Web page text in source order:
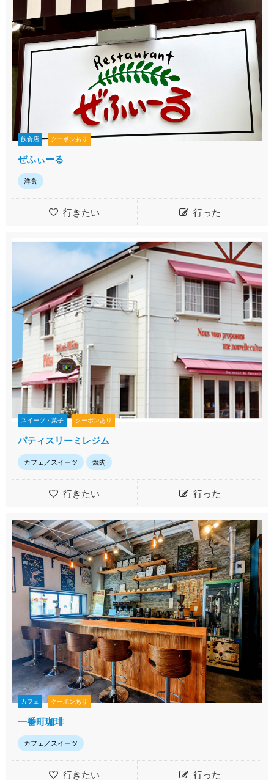
飲食店 クーポンあり
ぜふぃーる
洋食
行きたい 行った
スイーツ・菓子 クーポンあり
パティスリーミレジム
カフェ／スイーツ 焼肉
行きたい 行った
カフェ クーポンあり
一番町珈琲
カフェ／スイーツ
行きたい 行った